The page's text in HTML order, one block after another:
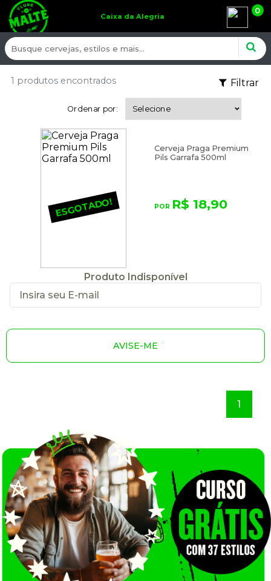
Caixa da Alegria
0
Filtrar
1 produtos encontrados
Ordenar por:
ESGOTADO!
Cerveja Praga Premium
Pils Garrafa 500ml
R$ 18,90
Produto Indisponível
AVISE-ME
1